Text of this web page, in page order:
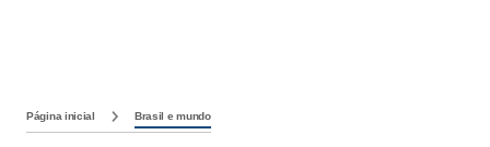
Página inicial Brasil e mundo